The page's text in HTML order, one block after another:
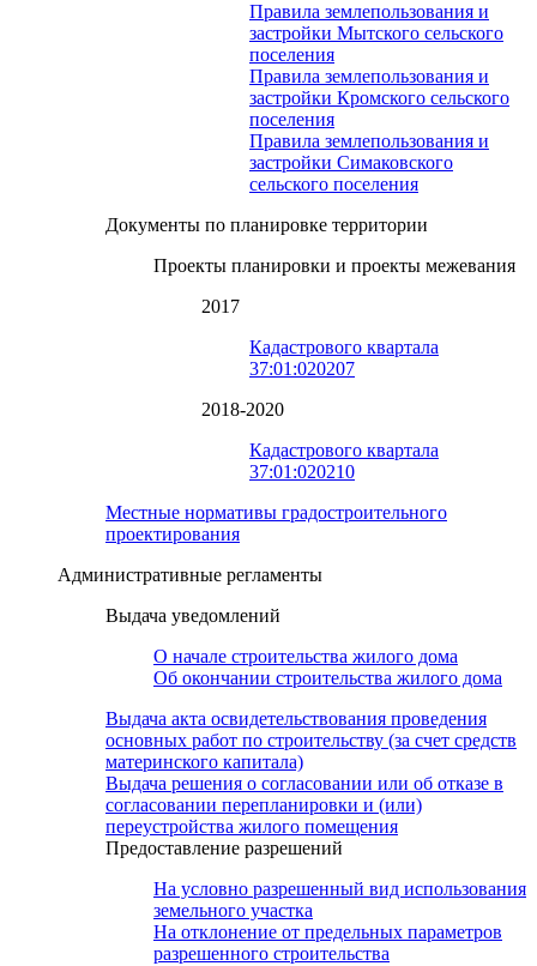
Правила землепользования и
застройки Мытского сельского
поселения
Правила землепользования и
застройки Кромского сельского
поселения
Правила землепользования и
застройки Симаковского
сельского поселения
Документы по планировке территории
Проекты планировки и проекты межевания
2017
Кадастрового квартала
37:01:020207
2018-2020
Кадастрового квартала
37:01:020210
Местные нормативы градостроительного
проектирования
Административные регламенты
Выдача уведомлений
О начале строительства жилого дома
Об окончании строительства жилого дома
Выдача акта освидетельствования проведения
основных работ по строительству (за счет средств
материнского капитала)
Выдача решения о согласовании или об отказе в
согласовании перепланировки и (или)
переустройства жилого помещения
Предоставление разрешений
На условно разрешенный вид использования
земельного участка
На отклонение от предельных параметров
разрешенного строительства